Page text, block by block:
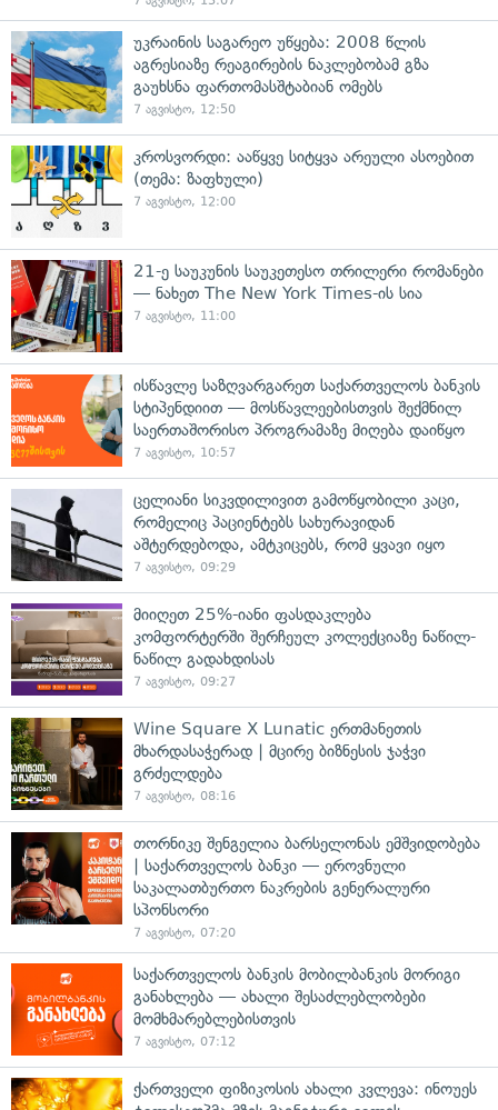
უკრაინის საგარეო უწყება: 2008 წლის
აგრესიაზე რეაგირების ნაკლებობამ გზა
გაუხსნა ფართომასშტაბიან ომებს
7 აგვისტო, 12:50
კროსვორდი: ააწყვე სიტყვა არეული ასოებით
(თემა: ზაფხული)
7 აგვისტო, 12:00
21-ე საუკუნის საუკეთესო თრილერი რომანები
— ნახეთ The New York Times-ის სია
7 აგვისტო, 11:00
ისწავლე საზღვარგარეთ საქართველოს ბანკის
სტიპენდიით — მოსწავლეებისთვის შექმნილ
საერთაშორისო პროგრამაზე მიღება დაიწყო
7 აგვისტო, 10:57
ცელიანი სიკვდილივით გამოწყობილი კაცი,
რომელიც პაციენტებს სახურავიდან
აშტერდებოდა, ამტკიცებს, რომ ყვავი იყო
7 აგვისტო, 09:29
მიიღეთ 25%-იანი ფასდაკლება
კომფორტერში შერჩეულ კოლექციაზე ნაწილ-
ნაწილ გადახდისას
7 აგვისტო, 09:27
Wine Square X Lunatic ერთმანეთის
მხარდასაჭერად | მცირე ბიზნესის ჯაჭვი
გრძელდება
7 აგვისტო, 08:16
თორნიკე შენგელია ბარსელონას ემშვიდობება
| საქართველოს ბანკი — ეროვნული
საკალათბურთო ნაკრების გენერალური
სპონსორი
7 აგვისტო, 07:20
საქართველოს ბანკის მობილბანკის მორიგი
განახლება — ახალი შესაძლებლობები
მომხმარებლებისთვის
7 აგვისტო, 07:12
ქართველი ფიზიკოსის ახალი კვლევა: ინოუეს